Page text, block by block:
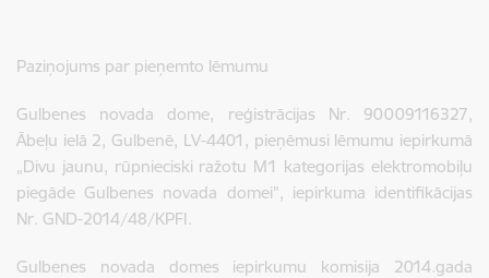
Paziņojums par pieņemto lēmumu
Gulbenes novada dome, reģistrācijas Nr. 90009116327,
Ābeļu ielā 2, Gulbenē, LV-4401, pieņēmusi lēmumu iepirkumā
„Divu jaunu, rūpnieciski ražotu M1 kategorijas elektromobiļu
piegāde Gulbenes novada domei", iepirkuma identifikācijas
Nr. GND-2014/48/KPFI.
Gulbenes novada domes iepirkumu komisija 2014.gada